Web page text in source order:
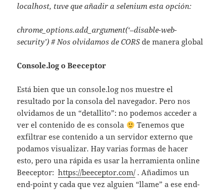
localhost, tuve que añadir a selenium esta opción:
chrome_options.add_argument(‘–disable-web-
security’) # Nos olvidamos de CORSde manera global
Console.log o Beeceptor
Está bien que un console.log nos muestre el
resultado por la consola del navegador. Pero nos
olvidamos de un “detallito”: no podemos acceder a
ver el contenido de es consola
Tenemos que
exfiltrar ese contenido a un servidor externo que
podamos visualizar. Hay varias formas de hacer
esto, pero una rápida es usar la herramienta online
Beeceptor:https://beeceptor.com/. Añadimos un
end-point y cada que vez alguien “llame” a ese end-